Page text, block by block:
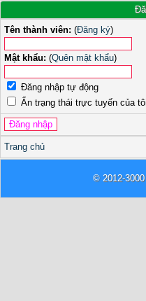
Tên thành viên: (Đăng ký)
Mật khẩu: (Quên mật khẩu)
Đăng nhập tự động
Ẩn trạng thái trực tuyến của tôi
Trang chủ
© 2012-3000